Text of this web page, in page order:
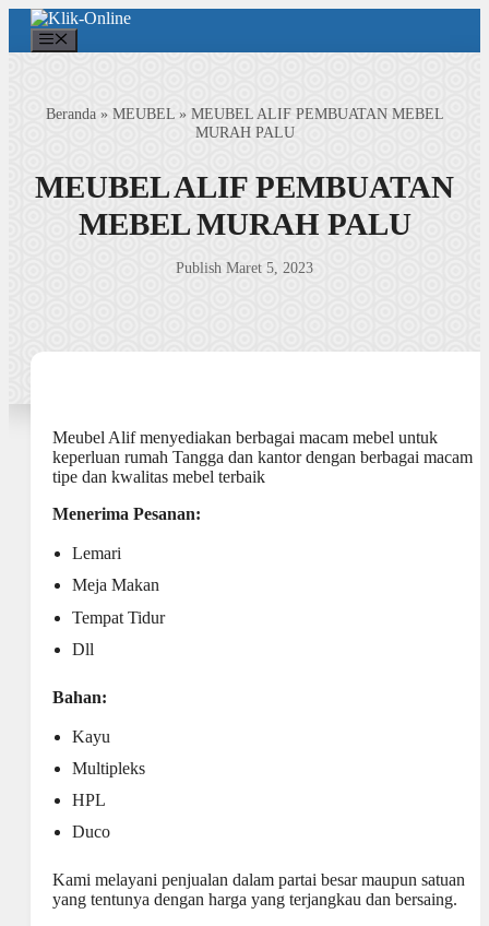
Langsung
isi
Beranda» MEUBEL» MEUBEL ALIF PEMBUATAN MEBEL
MURAH PALU
MEUBEL ALIF PEMBUATAN
MEBEL MURAH PALU
Publish Maret 5, 2023
Meubel Alif menyediakan berbagai macam mebel untuk
keperluan rumah Tangga dan kantor dengan berbagai macam
tipe dan kwalitas mebel terbaik
Menerima Pesanan:
Lemari
Meja Makan
Tempat Tidur
Dll
Bahan:
Kayu
Multipleks
HPL
Duco
Kami melayani penjualan dalam partai besar maupun satuan
yang tentunya dengan harga yang terjangkau dan bersaing.